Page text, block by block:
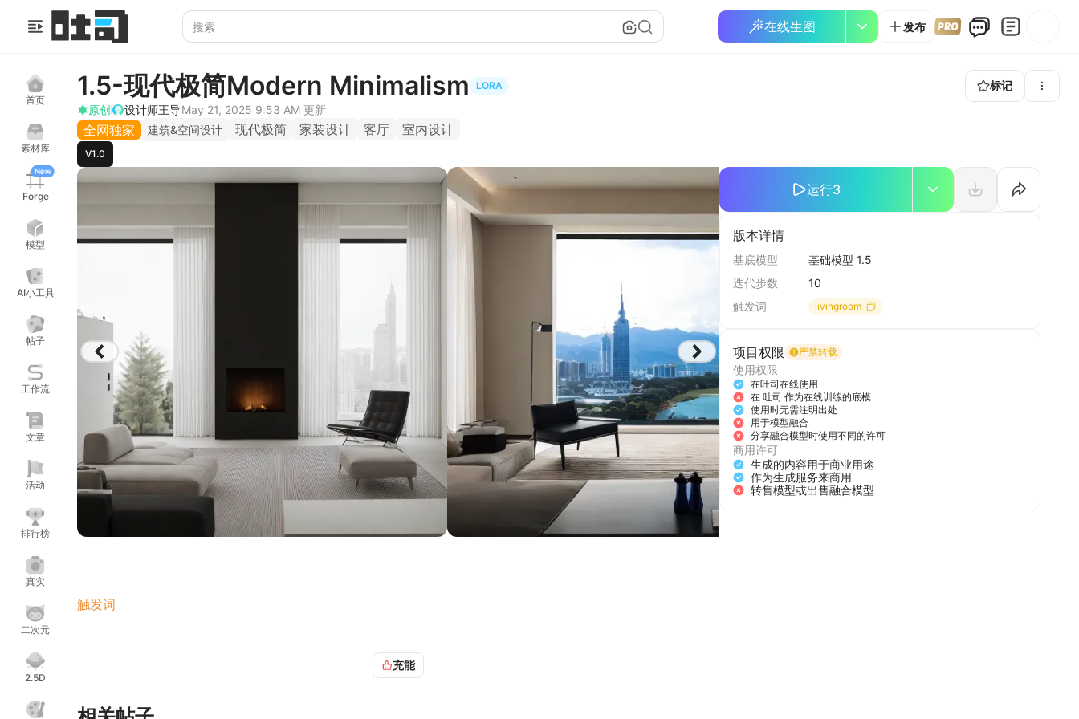
在线生图 发布
首页
素材库
New
Forge
模型
AI小工具
帖子
工作流
文章
活动
排行榜
真实
二次元
2.5D
1.5-现代极简Modern Minimalism LORA
标记
原创
设计师王导May 21, 2025 9:53 AM 更新
全网独家 建筑&空间设计 现代极简 家装设计 客厅 室内设计
V1.0
触发词
型炼制底膜：基础模型1.5推荐基础大模型，（其他模型的通用性可自行测试) 迭代步数Sampling Steps：20、采
样方法：DPM++ SDE Karras 尺寸建议：可自行测试，训练素材全部为512*512 放大算法： 8G显存建议：4x-
充能
运行3
版本详情
基底模型
基础模型 1.5
迭代步数
10
触发词
livingroom
项目权限 严禁转载
使用权限
在吐司在线使用
在 吐司 作为在线训练的底模
使用时无需注明出处
用于模型融合
分享融合模型时使用不同的许可
商用许可
生成的内容用于商业用途
作为生成服务来商用
转售模型或出售融合模型